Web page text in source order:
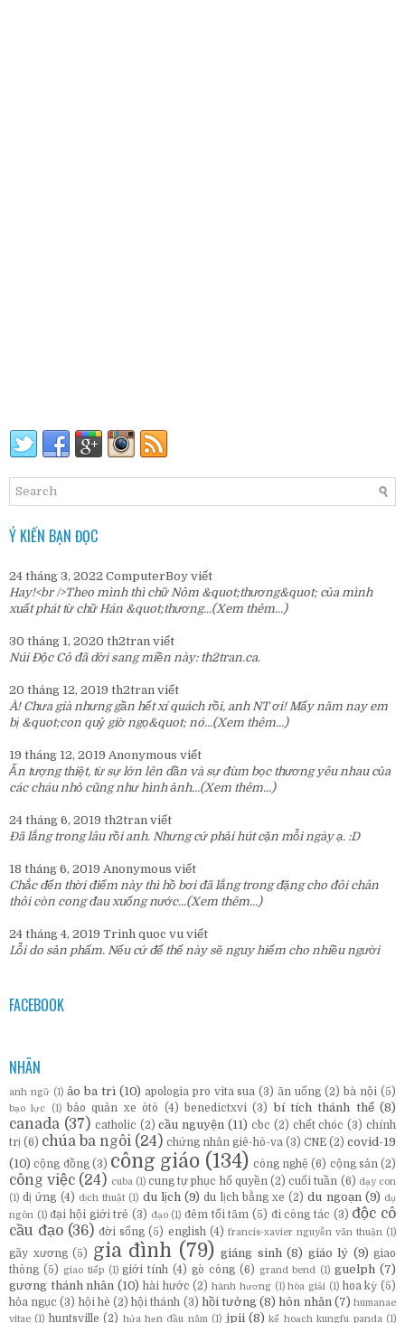
Ý KIẾN BẠN ĐỌC
24 tháng 3, 2022 ComputerBoy viết
Hay!<br />Theo mình thì chữ Nôm &quot;thương&quot; của mình
xuất phát từ chữ Hán &quot;thương...(Xem thêm...)
30 tháng 1, 2020 th2tran viết
Núi Độc Cô đã dời sang miền này: th2tran.ca.
20 tháng 12, 2019 th2tran viết
À! Chưa già nhưng gần hết xí quách rồi, anh NT ơi! Mấy năm nay em
bị &quot;con quỷ giờ ngọ&quot; nó...(Xem thêm...)
19 tháng 12, 2019 Anonymous viết
Ấn tượng thiệt, từ sự lớn lên dần và sự đùm bọc thương yêu nhau của
các cháu nhỏ cũng như hình ảnh...(Xem thêm...)
24 tháng 6, 2019 th2tran viết
Đã lắng trong lâu rồi anh. Nhưng cứ phải hút cặn mỗi ngày ạ. :D
18 tháng 6, 2019 Anonymous viết
Chắc đến thời điểm này thì hồ bơi đã lắng trong đặng cho đôi chân
thôi còn cong đau xuống nước...(Xem thêm...)
24 tháng 4, 2019 Trinh quoc vu viết
Lỗi do sản phẩm. Nếu cứ để thế này sẽ nguy hiểm cho nhiều người
FACEBOOK
NHÃN
anh ngữ (1) ảo ba trì (10) apologia pro vita sua (3) ăn uống (2) bà nội (5)
bạo lực (1) bảo quản xe ôtô (4) benedictxvi (3) bí tích thánh thể (8)
canada (37) catholic (2) cầu nguyện (11) cbc (2) chết chóc (3) chính
trị (6) chúa ba ngôi (24) chứng nhân giê-hô-va (3) CNE (2) covid-19
(10) cộng đồng (3) công giáo (134) công nghệ (6) cộng sản (2)
công việc (24) cuba (1) cung tự phục hổ quyền (2) cuối tuần (6) dạy con
(1) dị ứng (4) dịch thuật (1) du lịch (9) du lịch bằng xe (2) du ngoạn (9) dụ
ngôn (1) đại hội giới trẻ (3) đạo (1) đêm tối tăm (5) đi công tác (3) độc cô
cầu đạo (36) đời sống (5) english (4) francis-xavier nguyễn văn thuận (1)
gãy xương (5) gia đình (79) giáng sinh (8) giáo lý (9) giao
thông (5) giao tiếp (1) giới tính (4) gò công (6) grand bend (1) guelph (7)
gương thánh nhân (10) hài hước (2) hành hương (1) hòa giải (1) hoa kỳ (5)
hỏa ngục (3) hội hè (2) hội thánh (3) hồi tưởng (8) hôn nhân (7) humanae
vitae (1) huntsville (2) hứa hẹn đầu năm (1) jpii (8) kế hoạch kungfu panda (1)